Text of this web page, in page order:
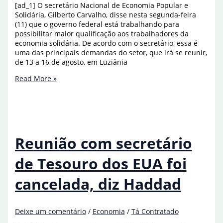
[ad_1] O secretário Nacional de Economia Popular e
Solidária, Gilberto Carvalho, disse nesta segunda-feira
(11) que o governo federal está trabalhando para
possibilitar maior qualificação aos trabalhadores da
economia solidária. De acordo com o secretário, essa é
uma das principais demandas do setor, que irá se reunir,
de 13 a 16 de agosto, em Luziânia
Governo
secretário
Read More »
Reunião com secretário
de Tesouro dos EUA foi
cancelada, diz Haddad
Deixe um comentário / Economia / Tá Contratado